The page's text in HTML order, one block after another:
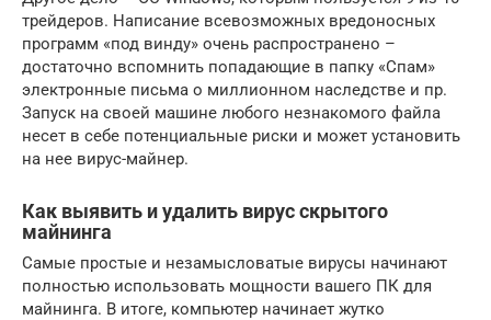
трейдеров. Написание всевозможных вредоносных
программ «под винду» очень распространено –
достаточно вспомнить попадающие в папку «Спам»
электронные письма о миллионном наследстве и пр.
Запуск на своей машине любого незнакомого файла
несет в себе потенциальные риски и может установить
на нее вирус-майнер.
Как выявить и удалить вирус скрытого
майнинга
Самые простые и незамысловатые вирусы начинают
полностью использовать мощности вашего ПК для
майнинга. В итоге, компьютер начинает жутко